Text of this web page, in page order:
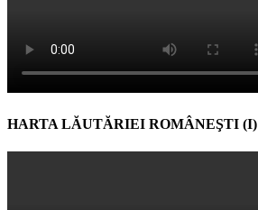
HARTA LĂUTĂRIEI ROMÂNEŞTI (I)